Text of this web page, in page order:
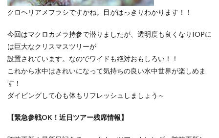
クロヘリアメフラシですかね。目がはっきりわかります！！
今回はマクロカメラ持参で潜りましたが、透明度も良くなりIOPに
は巨大なクリスマスツリーが
設置されています。なのでワイドも絶対おもしろい！！
これから水中はきれいになって気持ちの良い水中世界が楽しめま
す！
ダイビングして心も体もリフレッシュしましょう～
【緊急参戦OK！近日ツアー残席情報】